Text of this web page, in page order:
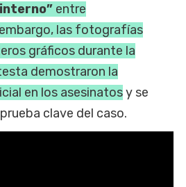
entre
las fotografías
gráficos durante la
demostraron la
en los asesinatosy se
clave del caso.